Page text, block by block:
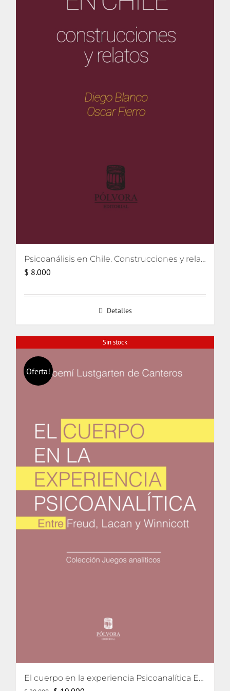
Psicoanálisis en Chile. Construcciones y relatos
$ 8.000
Detalles
Sin stock
Oferta!
El cuerpo en la experiencia Psicoanalítica Entre Freud, Lacan y Winnicott